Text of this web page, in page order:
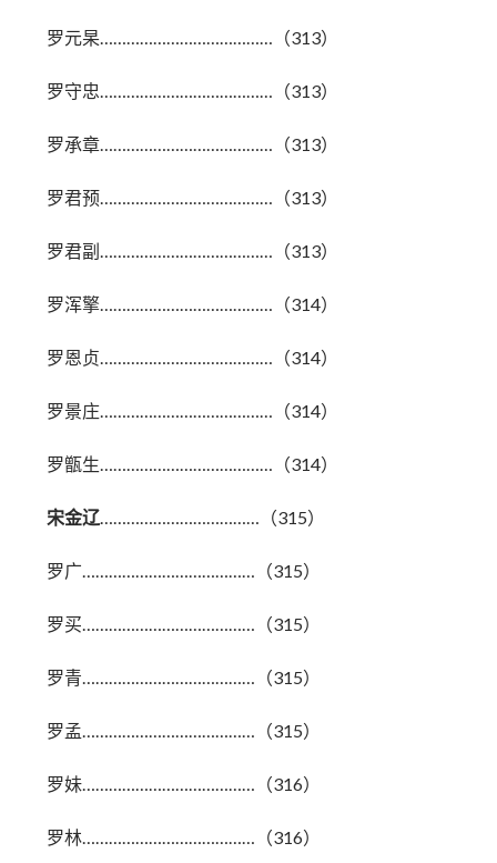
罗元杲…………………………………（313）
罗守忠…………………………………（313）
罗承章…………………………………（313）
罗君预…………………………………（313）
罗君副…………………………………（313）
罗浑擎…………………………………（314）
罗恩贞…………………………………（314）
罗景庄…………………………………（314）
罗甑生…………………………………（314）
宋金辽………………………………（315）
罗广…………………………………（315）
罗买…………………………………（315）
罗青…………………………………（315）
罗孟…………………………………（315）
罗妹…………………………………（316）
罗林…………………………………（316）